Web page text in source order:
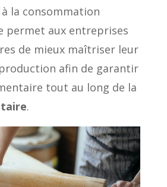
la consommation
permet aux entreprises
de mieux maîtriser leur
afin de garantir
tout au long de la
.